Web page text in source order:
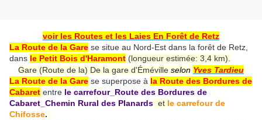
voir les Routes et les Laies En Forêt de Retz
La Route de la Gare se situe au Nord-Est dans la forêt de Retz,
dans le Petit Bois d'Haramont (longueur estimée: 3,4 km).
Gare (Route de la) De la gare d'Éméville selon Yves Tardieu
La Route de la Gare se superpose à la Route des Bordures de
Cabaret entre le carrefour_Route des Bordures de
Cabaret_Chemin Rural des Planards et le carrefour de
Chifosse.